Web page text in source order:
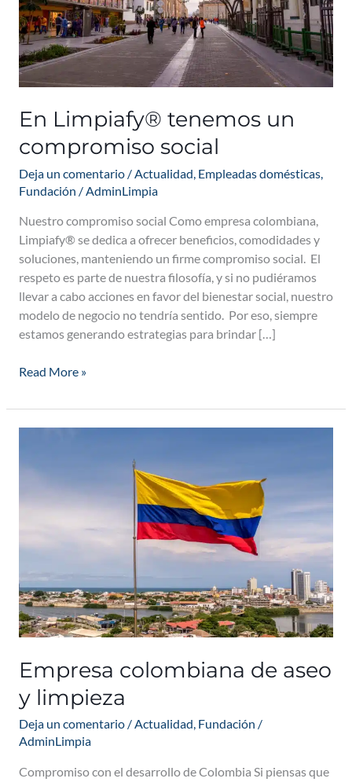
En Limpiafy® tenemos un
compromiso social
Deja un comentario /Actualidad, Empleadas domésticas,
Fundación /AdminLimpia
Nuestro compromiso social Como empresa colombiana,
Limpiafy® se dedica a ofrecer beneficios, comodidades y
soluciones, manteniendo un firme compromiso social. El
respeto es parte de nuestra filosofía, y si no pudiéramos
llevar a cabo acciones en favor del bienestar social, nuestro
modelo de negocio no tendría sentido. Por eso, siempre
estamos generando estrategias para brindar […]
Read More »
Empresa colombiana de aseo
y limpieza
Deja un comentario /Actualidad, Fundación /
AdminLimpia
Compromiso con el desarrollo de Colombia Si piensas que